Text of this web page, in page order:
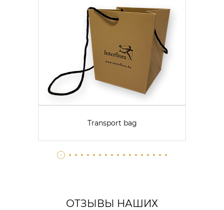
Transport bag
ОТЗЫВЫ НАШИХ